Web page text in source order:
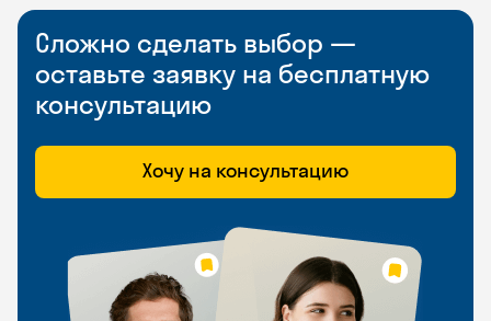
Сложно сделать выбор —
оставьте заявку на бесплатную
консультацию
Хочу на консультацию